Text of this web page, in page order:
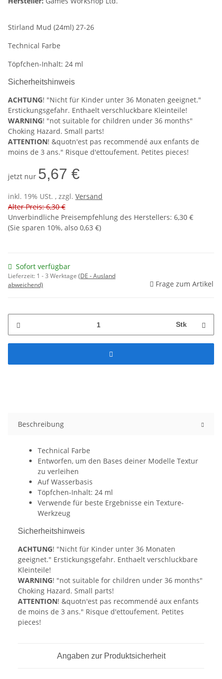
Stirland Mud (24ml) 27-26
Technical Farbe
Töpfchen-Inhalt: 24 ml
Sicherheitshinweis
ACHTUNG! "Nicht für Kinder unter 36 Monaten geeignet."
Erstickungsgefahr. Enthaelt verschluckbare Kleinteile!
WARNING! "not suitable for children under 36 months"
Choking Hazard. Small parts!
ATTENTION! &quotn'est pas recommendé aux enfants de
moins de 3 ans." Risque d'ettoufement. Petites pieces!
jetzt nur 5,67 €
inkl. 19% USt. , zzgl. Versand
Alter Preis: 6,30 €
Unverbindliche Preisempfehlung des Herstellers: 6,30 €
(Sie sparen 10%, also 0,63 €)
Sofort verfügbar
Lieferzeit: 1 - 3 Werktage (DE - Ausland
abweichend)
Frage zum Artikel
Stk
Beschreibung
Technical Farbe
Entworfen, um den Bases deiner Modelle Textur
zu verleihen
Auf Wasserbasis
Töpfchen-Inhalt: 24 ml
Verwende für beste Ergebnisse ein Texture-
Werkzeug
Sicherheitshinweis
ACHTUNG! "Nicht für Kinder unter 36 Monaten
geeignet." Erstickungsgefahr. Enthaelt verschluckbare
Kleinteile!
WARNING! "not suitable for children under 36 months"
Choking Hazard. Small parts!
ATTENTION! &quotn'est pas recommendé aux enfants
de moins de 3 ans." Risque d'ettoufement. Petites
pieces!
Angaben zur Produktsicherheit